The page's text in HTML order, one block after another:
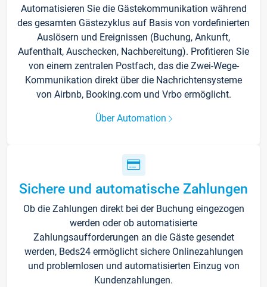
Automatisieren Sie die Gästekommunikation während
des gesamten Gästezyklus auf Basis von vordefinierten
Auslösern und Ereignissen (Buchung, Ankunft,
Aufenthalt, Auschecken, Nachbereitung). Profitieren Sie
von einem zentralen Postfach, das die Zwei-Wege-
Kommunikation direkt über die Nachrichtensysteme
von Airbnb, Booking.com und Vrbo ermöglicht.
Über Automation
Sichere und automatische Zahlungen
Ob die Zahlungen direkt bei der Buchung eingezogen
werden oder ob automatisierte
Zahlungsaufforderungen an die Gäste gesendet
werden, Beds24 ermöglicht sichere Onlinezahlungen
und problemlosen und automatisierten Einzug von
Kundenzahlungen.